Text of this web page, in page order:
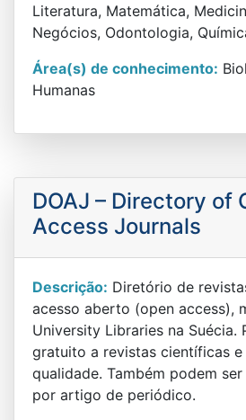
Literatura, Matemática,
Negócios, Odontologia,
Área(s) de conhecimento:
Humanas
DOAJ – Directory of
Access Journals
Descrição: Diretório de
acesso aberto (open access),
University Libraries na Suécia.
gratuito a revistas científicas e
qualidade. Também podem
por artigo de periódico.